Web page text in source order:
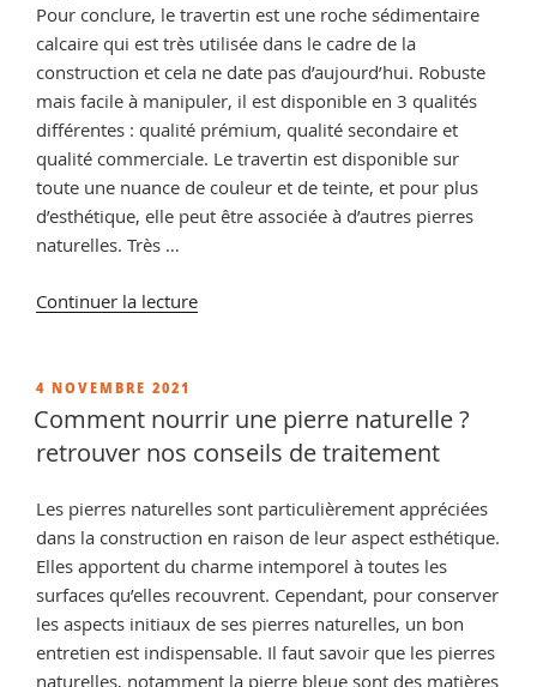
Pour conclure, le travertin est une roche sédimentaire
calcaire qui est très utilisée dans le cadre de la
construction et cela ne date pas d’aujourd’hui. Robuste
mais facile à manipuler, il est disponible en 3 qualités
différentes : qualité prémium, qualité secondaire et
qualité commerciale. Le travertin est disponible sur
toute une nuance de couleur et de teinte, et pour plus
d’esthétique, elle peut être associée à d’autres pierres
naturelles. Très …
Continuer la lecturede
pierres
calcaires
PUBLIÉ
LE
4 NOVEMBRE 2021
Comment nourrir une pierre naturelle ?
retrouver nos conseils de traitement
Les pierres naturelles sont particulièrement appréciées
dans la construction en raison de leur aspect esthétique.
Elles apportent du charme intemporel à toutes les
surfaces qu’elles recouvrent. Cependant, pour conserver
les aspects initiaux de ses pierres naturelles, un bon
entretien est indispensable. Il faut savoir que les pierres
naturelles, notamment la pierre bleue sont des matières